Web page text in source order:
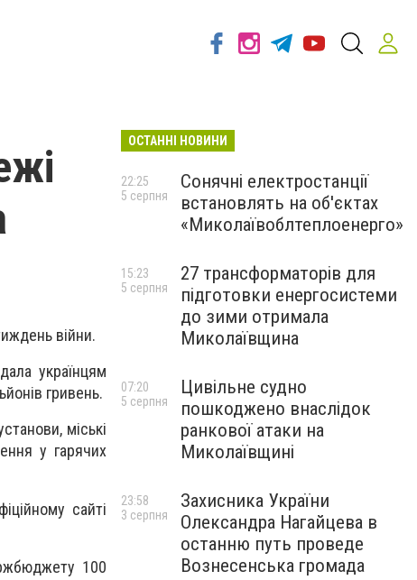
війни.
українцям
гривень.
міські
у гарячих
сайті
100
ОСТАННІ НОВИНИ
Сонячні електростанції
встановлять на об'єктах
«Миколаївоблтеплоенерго»
22:25
5 серпня
27 трансформаторів для
підготовки енергосистеми
до зими отримала
Миколаївщина
15:23
5 серпня
Цивільне судно
пошкоджено внаслідок
ранкової атаки на
Миколаївщині
07:20
5 серпня
Захисника України
Олександра Нагайцева в
останню путь проведе
Вознесенська громада
23:58
3 серпня